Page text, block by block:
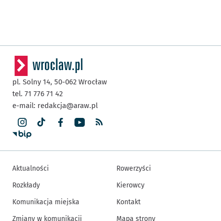
pl. Solny 14, 50-062 Wrocław
tel. 71 776 71 42
e-mail: redakcja@araw.pl
Aktualności
Rozkłady
Komunikacja miejska
Zmiany w komunikacji
Rowerzyści
Kierowcy
Kontakt
Mapa strony